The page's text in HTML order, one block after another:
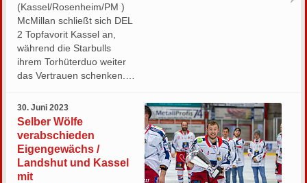
(Kassel/Rosenheim/PM )
McMillan schließt sich DEL
2 Topfavorit Kassel an,
während die Starbulls
ihrem Torhüterduo weiter
das Vertrauen schenken.…
30. Juni 2023
Selber Wölfe
verabschieden
Eigengewächs /
Landshut und Kassel
mit